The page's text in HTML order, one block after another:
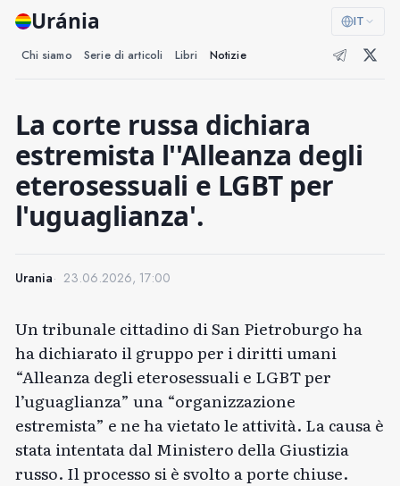
Uránia IT
Chi siamo Serie di articoli Libri Notizie
La corte russa dichiara
estremista l''Alleanza degli
eterosessuali e LGBT per
l'uguaglianza'.
Urania 23.06.2026, 17:00
Un tribunale cittadino di San Pietroburgo ha
ha dichiarato il gruppo per i diritti umani
“Alleanza degli eterosessuali e LGBT per
l’uguaglianza” una “organizzazione
estremista” e ne ha vietato le attività. La causa è
stata intentata dal Ministero della Giustizia
russo. Il processo si è svolto a porte chiuse.